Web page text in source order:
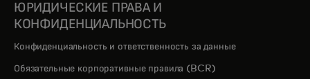
ЮРИДИЧЕСКИЕ ПРАВА И
КОНФИДЕНЦИАЛЬНОСТЬ
Конфиденциальность и ответственность за данные
Обязательные корпоративные правила (BCR)